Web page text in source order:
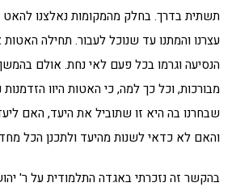
תשתית בדרך. בחלק מהמקומות נאלצנו
עצרנו והמתנו עד שנוכל לעבור. תחילה
הנסיעה וגרמו בכל פעם לאי נחת. אולם
מבורכות, וכל כך למה, כי האטות היוו
שבחרנו בה היא זו שתוביל את היעד, האם
והאם לא כדאי לשנות מהיעד ולתכנן הכל
בהקשר זה נזכרתי באגדה התלמודית על ר'